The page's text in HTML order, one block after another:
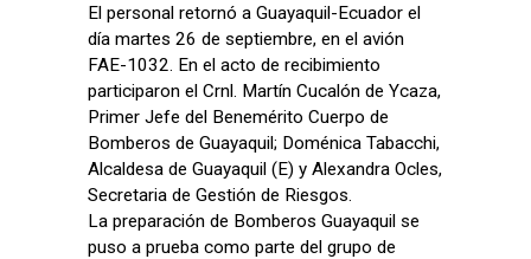
El personal retornó a Guayaquil-Ecuador el
día martes 26 de septiembre, en el avión
FAE-1032. En el acto de recibimiento
participaron el Crnl. Martín Cucalón de Ycaza,
Primer Jefe del Benemérito Cuerpo de
Bomberos de Guayaquil; Doménica Tabacchi,
Alcaldesa de Guayaquil (E) y Alexandra Ocles,
Secretaria de Gestión de Riesgos.
La preparación de Bomberos Guayaquil se
puso a prueba como parte del grupo de